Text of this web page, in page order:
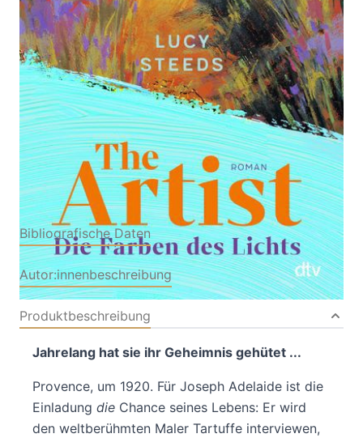
VonLucy Steeds
Verlag: dtv
Verlagsgesellschaft
15.05.2026
Buch 384 Seiten
Hardcover
ISBN: 978-3-
42328544-5
Bibliografische Daten
Autor:innenbeschreibung
Produktbeschreibung
Jahrelang hat sie ihr Geheimnis gehütet ...
Provence, um 1920. Für Joseph Adelaide ist die
Einladung die Chance seines Lebens: Er wird
den weltberühmten Maler Tartuffe interviewen,